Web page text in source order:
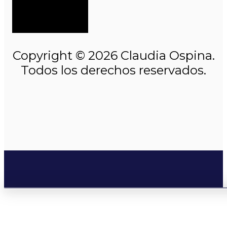
Copyright © 2026 Claudia Ospina.
Todos los derechos reservados.